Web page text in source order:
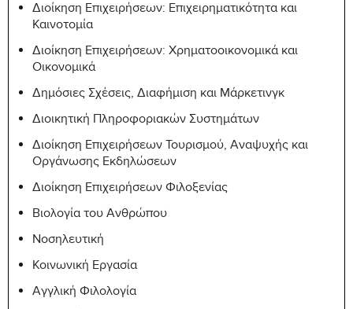
Διοίκηση Επιχειρήσεων: Επιχειρηματικότητα και
Καινοτομία
Διοίκηση Επιχειρήσεων: Χρηματοοικονομικά και
Οικονομικά
Δημόσιες Σχέσεις, Διαφήμιση και Μάρκετινγκ
Διοικητική Πληροφοριακών Συστημάτων
Διοίκηση Επιχειρήσεων Τουρισμού, Αναψυχής και
Οργάνωσης Εκδηλώσεων
Διοίκηση Επιχειρήσεων Φιλοξενίας
Βιολογία του Ανθρώπου
Νοσηλευτική
Κοινωνική Εργασία
Αγγλική Φιλολογία